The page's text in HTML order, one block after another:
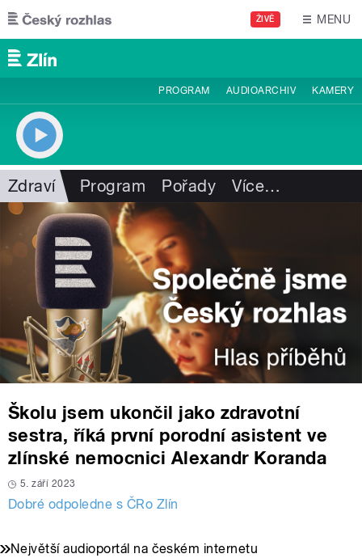
Přejít k hlavnímu obsahu
ŽIVĚ MENU
PROGRAM AUDIOARCHIV KAMERY
Zdraví Program Pořady Více…
Školu jsem ukončil jako zdravotní
sestra, říká první porodní asistent ve
zlínské nemocnici Alexandr Koranda
5. září 2023
Dobré odpoledne s ČRo Zlín
Největší audioportál na českém internetu